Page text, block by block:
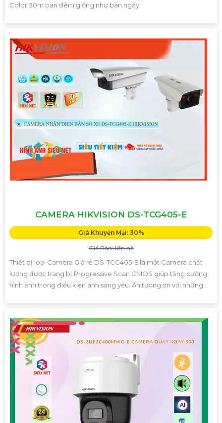
Color 30m ban đêm giống như ban ngày
CAMERA HIKVISION DS-TCG405-E
Giá Khuyến Mại: 30%
Giá Bán: liên hệ
Thiết bị loại Camera Giá rẻ DS-TCG405-E là một Camera chất
lượng được trang bị Progressive Scan CMOS giúp tăng cường
hình ảnh trong điều kiện ánh sáng yếu. Ấn tượng ơn với những...